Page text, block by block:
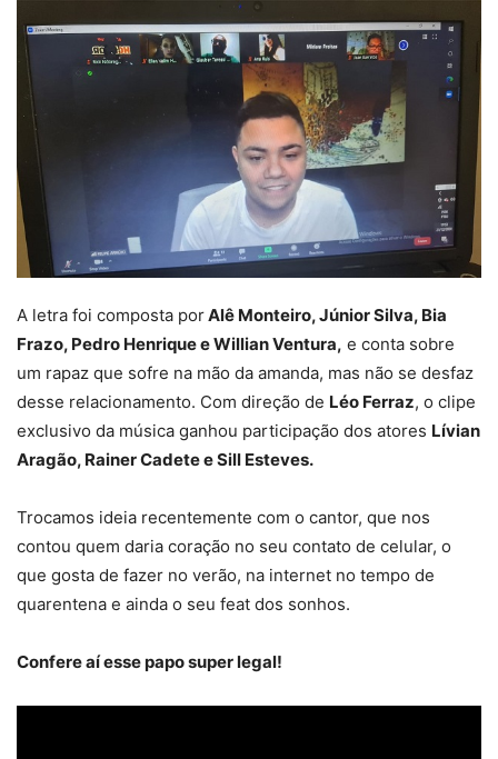
A letra foi composta porAlê Monteiro, Júnior Silva, Bia
Frazo, Pedro Henrique e Willian Ventura, e conta sobre
um rapaz que sofre na mão da amanda, mas não se desfaz
desse relacionamento. Com direção de Léo Ferraz, o clipe
exclusivo da música ganhou participação dos atores Lívian
Aragão, Rainer Cadete e Sill Esteves.
Trocamos ideia recentemente com o cantor, que nos
contou quem daria coração no seu contato de celular, o
que gosta de fazer no verão, na internet no tempo de
quarentena e ainda o seu feat dos sonhos.
Confere aí esse papo super legal!